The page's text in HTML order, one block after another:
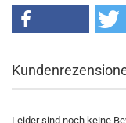
Leider sind noch keine